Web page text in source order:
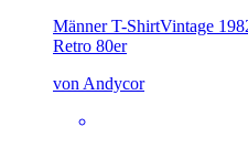
Männer T-ShirtVintage
Retro 80er
von Andycor